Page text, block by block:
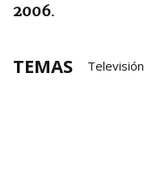
2006.
TEMAS Televisión